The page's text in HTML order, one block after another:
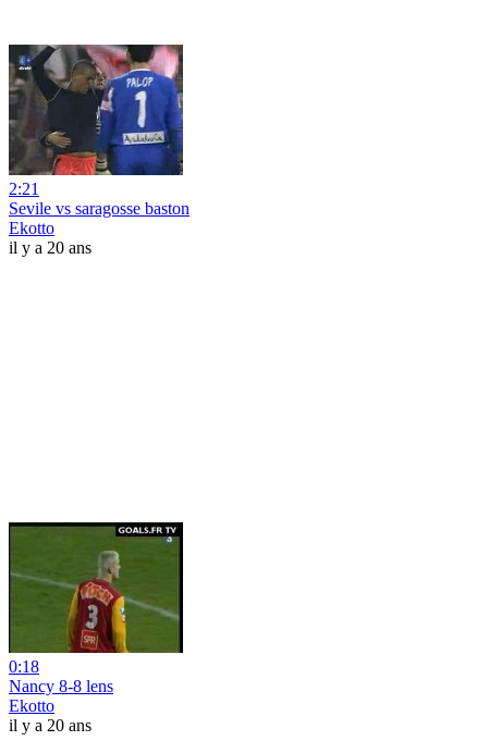
2:21
Sevile vs saragosse baston
Ekotto
il y a 20 ans
0:18
Nancy 8-8 lens
Ekotto
il y a 20 ans